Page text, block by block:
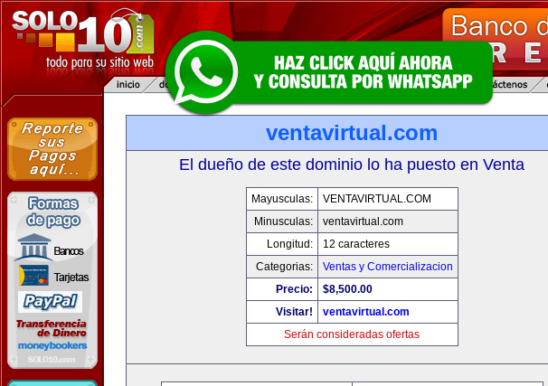
ventavirtual.com
El dueño de este dominio lo ha puesto en Venta
Mayusculas:
VENTAVIRTUAL.COM
Minusculas:
ventavirtual.com
Longitud:
12 caracteres
Categorias:
Ventas y Comercializacion
Precio:
$8,500.00
Visitar!
ventavirtual.com
Serán consideradas ofertas